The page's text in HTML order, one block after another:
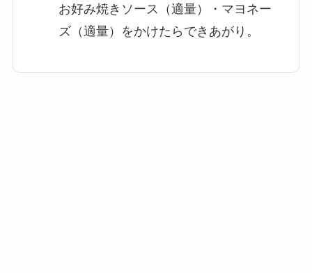
お好み焼きソース（適量）・マヨネー
ズ（適量）をかけたらできあがり。